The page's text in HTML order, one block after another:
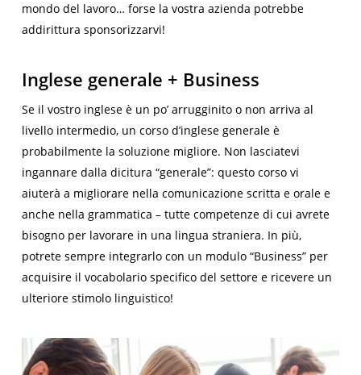
mondo del lavoro… forse la vostra azienda potrebbe
addirittura sponsorizzarvi!
Inglese generale + Business
Se il vostro inglese è un po’ arrugginito o non arriva al
livello intermedio, un corso d’inglese generale è
probabilmente la soluzione migliore. Non lasciatevi
ingannare dalla dicitura “generale”: questo corso vi
aiuterà a migliorare nella comunicazione scritta e orale e
anche nella grammatica – tutte competenze di cui avrete
bisogno per lavorare in una lingua straniera. In più,
potrete sempre integrarlo con un modulo “Business” per
acquisire il vocabolario specifico del settore e ricevere un
ulteriore stimolo linguistico!